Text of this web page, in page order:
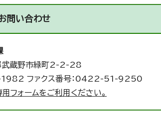
問い合わせ
蔵野市緑町2-2-28
ファクス番号：0422-51-9250
フォームをご利用ください。